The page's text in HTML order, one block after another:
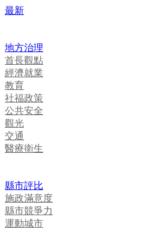
最新
地方治理
首長觀點
經濟就業
教育
社福政策
公共安全
觀光
交通
醫療衛生
縣市評比
施政滿意度
縣市競爭力
運動城市